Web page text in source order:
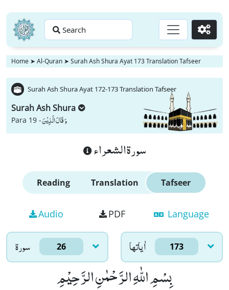
Search Go
Home ➤ Al-Quran ➤ Surah Ash Shura Ayat 173 Translation Tafseer
Surah Ash Shura Ayat 172-173 Translation Tafseer
Surah Ash Shura
Para 19 -وَ قَالَ الَّذِیْنَ
سورة الشعراء
Reading Translation Tafseer
Audio PDF Language
سورۃ 26 اٰياتها 173
بِسْمِ اللّٰهِ الرَّحْمٰنِ الرَّحِیْمِ